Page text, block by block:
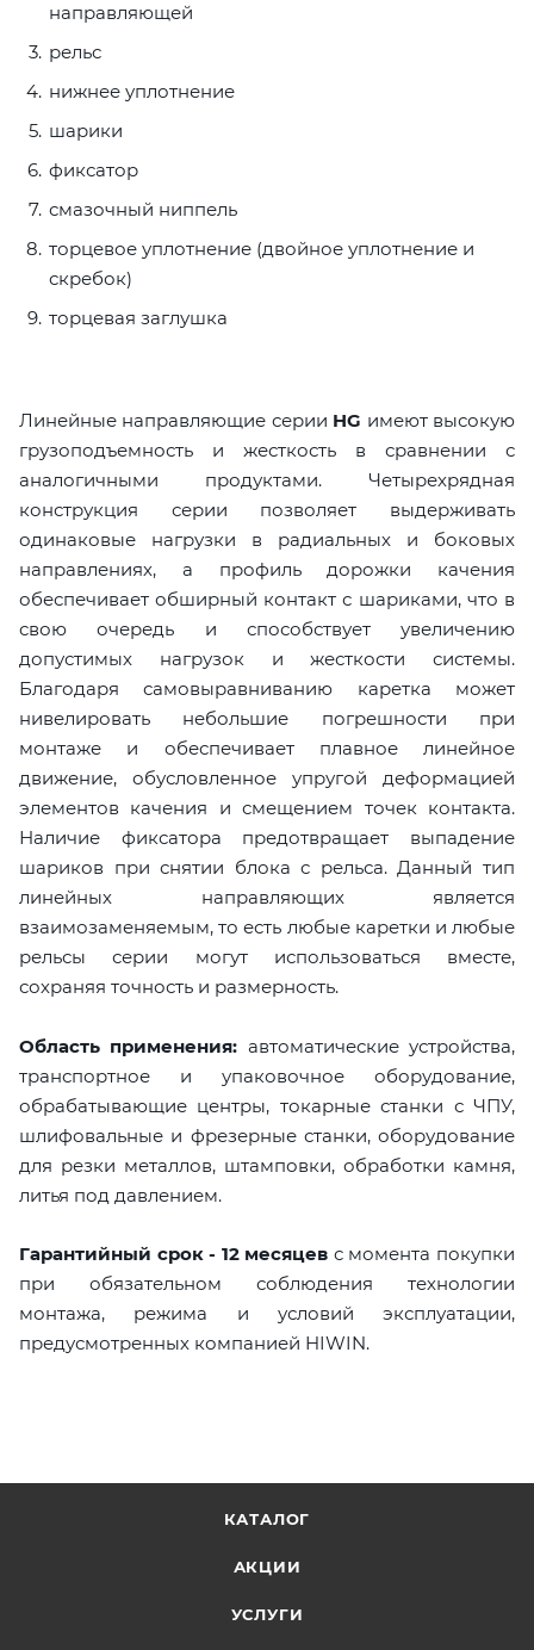
направляющей
рельс
нижнее уплотнение
шарики
фиксатор
смазочный ниппель
торцевое уплотнение (двойное уплотнение и
скребок)
торцевая заглушка
Линейные направляющие серии HG имеют высокую
грузоподъемность и жесткость в сравнении с
аналогичными продуктами. Четырехрядная
конструкция серии позволяет выдерживать
одинаковые нагрузки в радиальных и боковых
направлениях, а профиль дорожки качения
обеспечивает обширный контакт с шариками, что в
свою очередь и способствует увеличению
допустимых нагрузок и жесткости системы.
Благодаря самовыравниванию каретка может
нивелировать небольшие погрешности при
монтаже и обеспечивает плавное линейное
движение, обусловленное упругой деформацией
элементов качения и смещением точек контакта.
Наличие фиксатора предотвращает выпадение
шариков при снятии блока с рельса. Данный тип
линейных направляющих является
взаимозаменяемым, то есть любые каретки и любые
рельсы серии могут использоваться вместе,
сохраняя точность и размерность.
Область применения: автоматические устройства,
транспортное и упаковочное оборудование,
обрабатывающие центры, токарные станки с ЧПУ,
шлифовальные и фрезерные станки, оборудование
для резки металлов, штамповки, обработки камня,
литья под давлением.
Гарантийный срок - 12 месяцев с момента покупки
при обязательном соблюдения технологии
монтажа, режима и условий эксплуатации,
предусмотренных компанией HIWIN.
КАТАЛОГ
АКЦИИ
УСЛУГИ